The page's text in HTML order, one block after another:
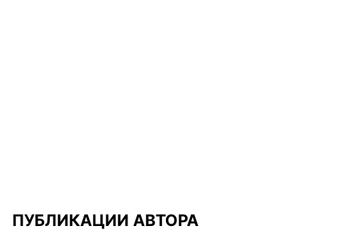
ПУБЛИКАЦИИ АВТОРА